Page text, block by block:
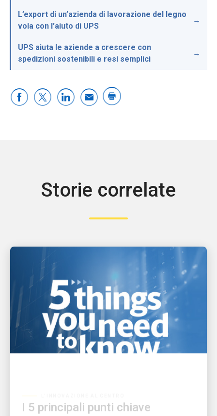
L’export di un’azienda di lavorazione del legno
vola con l’aiuto di UPS
UPS aiuta le aziende a crescere con
spedizioni sostenibili e resi semplici
Storie correlate
dell’annuncio degli utili del Q2